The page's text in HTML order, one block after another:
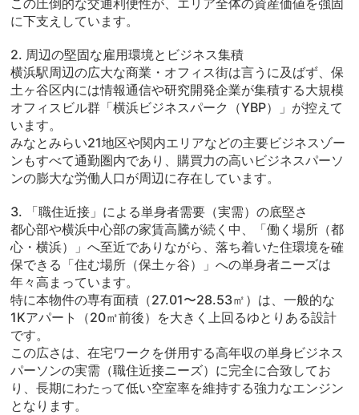
この圧倒的な交通利便性が、エリア全体の資産価値を強固
に下支えしています。
2. 周辺の堅固な雇用環境とビジネス集積
横浜駅周辺の広大な商業・オフィス街は言うに及ばず、保
土ヶ谷区内には情報通信や研究開発企業が集積する大規模
オフィスビル群「横浜ビジネスパーク（YBP）」が控えて
います。
みなとみらい21地区や関内エリアなどの主要ビジネスゾー
ンもすべて通勤圏内であり、購買力の高いビジネスパーソ
ンの膨大な労働人口が周辺に存在しています。
3. 「職住近接」による単身者需要（実需）の底堅さ
都心部や横浜中心部の家賃高騰が続く中、「働く場所（都
心・横浜）」へ至近でありながら、落ち着いた住環境を確
保できる「住む場所（保土ヶ谷）」への単身者ニーズは
年々高まっています。
特に本物件の専有面積（27.01〜28.53㎡）は、一般的な
1Kアパート（20㎡前後）を大きく上回るゆとりある設計
です。
この広さは、在宅ワークを併用する高年収の単身ビジネス
パーソンの実需（職住近接ニーズ）に完全に合致してお
り、長期にわたって低い空室率を維持する強力なエンジン
となります。